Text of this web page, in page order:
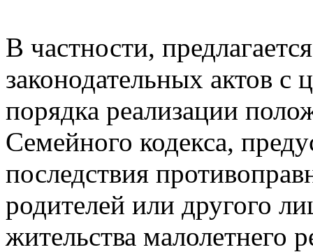
В частности,
законодательных актов с
порядка реализации
Семейного кодекса,
последствия
родителей или другого
жительства малолетнего